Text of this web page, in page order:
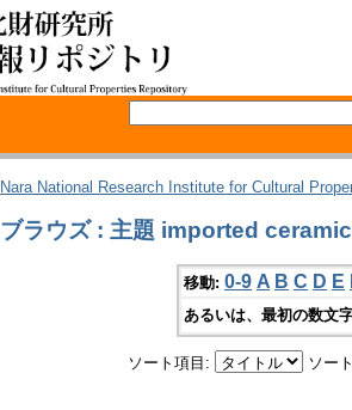
Nara National Research Institute for Cultural
ブラウズ : 主題 imported
移動: 0-9 A B C D E
あるいは、最初の数文
ソート項目: ソー